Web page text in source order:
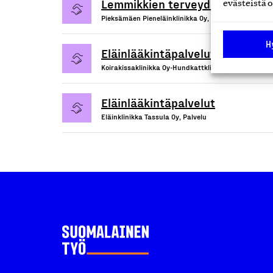
evästeistä
Lemmikkien terveydenhoito-
Pieksämäen Pieneläinklinikka Oy, Palvelu
Eläinlääkintäpalvelut
Koirakissaklinikka Oy-Hundkattklinik AB, Palvelu
Eläinlääkintäpalvelut
Eläinklinikka Tassula Oy, Palvelu